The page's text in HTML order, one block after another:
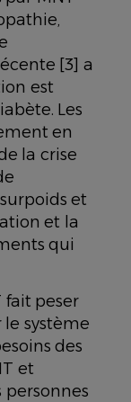
[3] a
est
Les
en
la crise
et
et la
qui
fait peser
système
des
et
personnes